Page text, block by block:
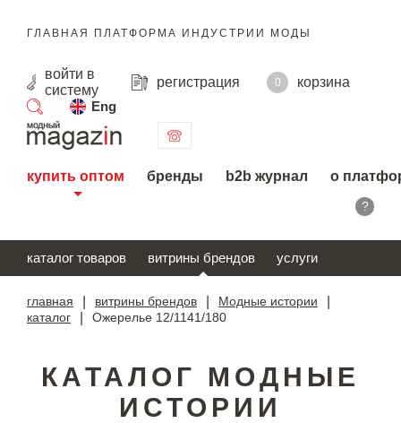
ГЛАВНАЯ ПЛАТФОРМА ИНДУСТРИИ МОДЫ
войти в
систему
регистрация 0
корзина
Eng
поиск
купить оптом бренды b2b журнал о
?
каталог товаров витрины брендов услуги
главная витрины брендов Модные истории
каталог Ожерелье 12/1141/180
КАТАЛОГ МОДНЫЕ
ИСТОРИИ